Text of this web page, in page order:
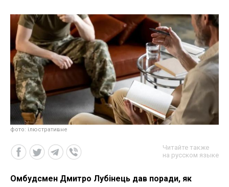
фото: ілюстративне
Читайте также
на русском языке
Омбудсмен Дмитро Лубінець дав поради, як